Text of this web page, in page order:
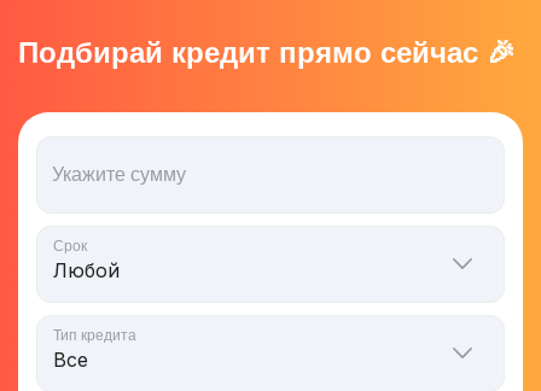
Подбирай кредит прямо сейчас 🎉
Укажите сумму
Срок
Тип кредита